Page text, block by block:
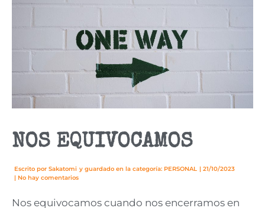
NOS EQUIVOCAMOS
Escrito por Sakatomi y guardado en la categoría: PERSONAL | 21/10/2023
| No hay comentarios
Nos equivocamos cuando nos encerramos en